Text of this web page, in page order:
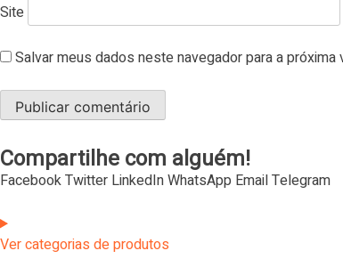
Site
Salvar meus dados neste navegador para a próxima
Compartilhe com alguém!
FacebookTwitter LinkedInWhatsApp EmailTelegram
Ver categorias de produtos